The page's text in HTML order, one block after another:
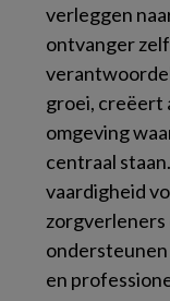
verleggen
ontvanger
groei, creëert
omgeving
centraal
vaardigheid
zorgverleners
ondersteunen
en